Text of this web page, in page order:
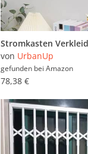
von UrbanUp
gefunden bei Amazon
78,38 €